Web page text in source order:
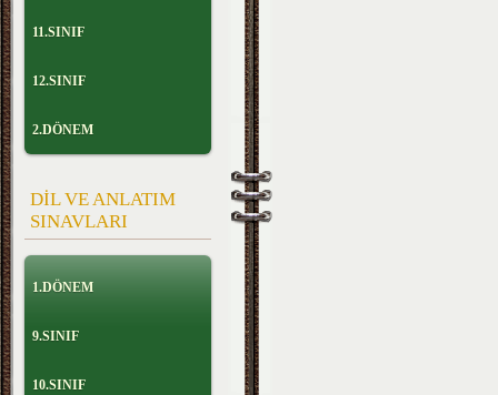
11.SINIF
12.SINIF
2.DÖNEM
DİL VE ANLATIM
SINAVLARI
1.DÖNEM
9.SINIF
10.SINIF